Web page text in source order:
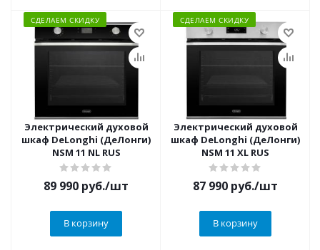
СДЕЛАЕМ СКИДКУ
Электрический духовой
шкаф DeLonghi (ДеЛонги)
NSM 11 NL RUS
89 990 руб./шт
В корзину
СДЕЛАЕМ СКИДКУ
Электрический духовой
шкаф DeLonghi (ДеЛонги)
NSM 11 XL RUS
87 990 руб./шт
В корзину